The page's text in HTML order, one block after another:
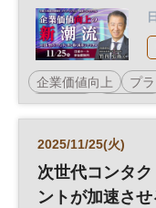
企業価値向上 プ
事業承継
経営戦略
2025/11/25(火)
次世代コンタ
ントが加速さ